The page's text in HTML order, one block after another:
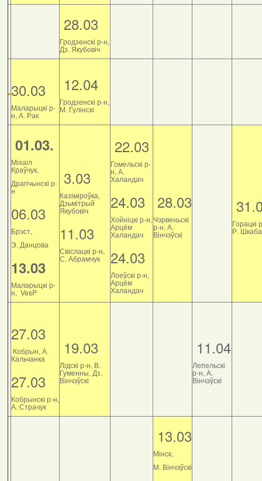
28.03
Гродзенскі р-н,
Дз. Якубовіч
30.03
Маларыцкі р-
н, А. Рак
12.04
Гродзенскі р-н,
М. Гулінскі
01.03.
Міхаіл
Краўчук,
Драгічынскі р-
н
06.03
Брэст,
Э. Данцова
13.03
Маларыцкі р-
н, VesP
3.03
Казіміроўка,
Дзьмітрый
Якубовіч
11.03
Свіслацкі р-н,
С. Абрамчук
22.03
Гомельскі р-
н, А.
Халандач
24.03
Хойніцкі р-н,
Арцём
Халандач
24.03
Лоеўскі р-н,
Арцём
Халандач
28.03
Чэрвеньскі
р-н, А.
Вінчэўскі
Горацкі
Р.
27.03
Кобрын, А.
Кальчанка
27.03
Кобрынскі р-н,
А. Страчук
19.03
Лідскі р-н, В.
Гуменны, Дз.
Вінчэўскі
11.04
Лепельскі
р-н, А.
Вінчэўскі
13.03
Мінск,
М. Вінчэўскі